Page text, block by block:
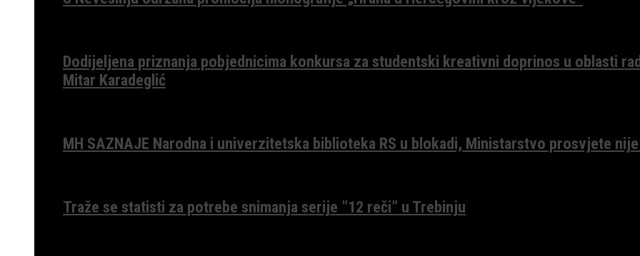
Dodijeljena priznanja pobjednicima konkursa za studentski kreativni doprinos u oblasti
Mitar Karadeglić
MH SAZNAJE Narodna i univerzitetska biblioteka RS u blokadi, Ministarstvo prosvjete nije
Traže se statisti za potrebe snimanja serije ”12 reči” u Trebinju